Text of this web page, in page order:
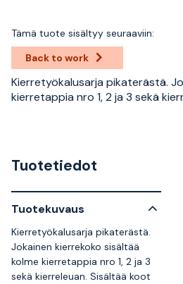
Tämä tuote sisältyy seuraaviin:
Back to work
Kierretyökalusarja pikaterästä.
kierretappia nro 1, 2 ja 3 sekä
Tuotetiedot
Tuotekuvaus
Kierretyökalusarja pikaterästä.
Jokainen kierrekoko sisältää
kolme kierretappia nro 1, 2 ja 3
sekä kierreleuan. Sisältää koot